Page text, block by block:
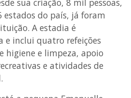
estados do país, já foram
A estadia é
inclui quatro refeições
higiene e limpeza, apoio
e atividades de